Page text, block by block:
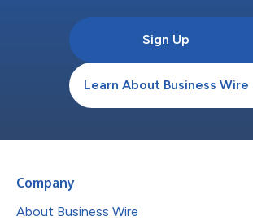
Sign Up
Learn About Business Wire
Company
About Business Wire